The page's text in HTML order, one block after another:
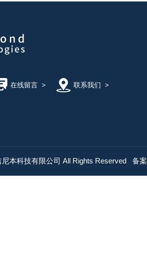
在线留言> 联系我们 >
本科技有限公司 All Rights Reserved 备